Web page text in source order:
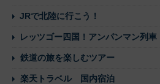
JRで北陸に行こう！
レッツゴー四国！アンパンマン列車
鉄道の旅を楽しむツアー
楽天トラベル 国内宿泊